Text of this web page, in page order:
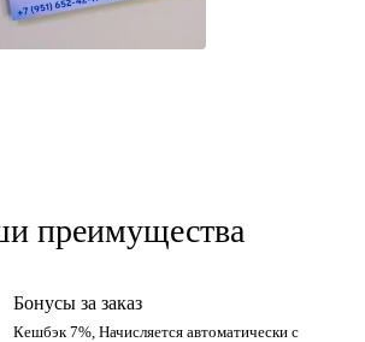
преимущества
Бонусы за заказ
Кешбэк 7%, Начисляется автоматически с